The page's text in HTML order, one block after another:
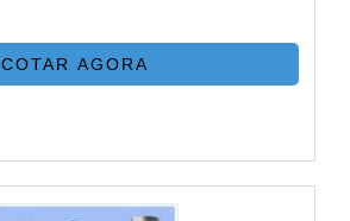
COTAR AGORA